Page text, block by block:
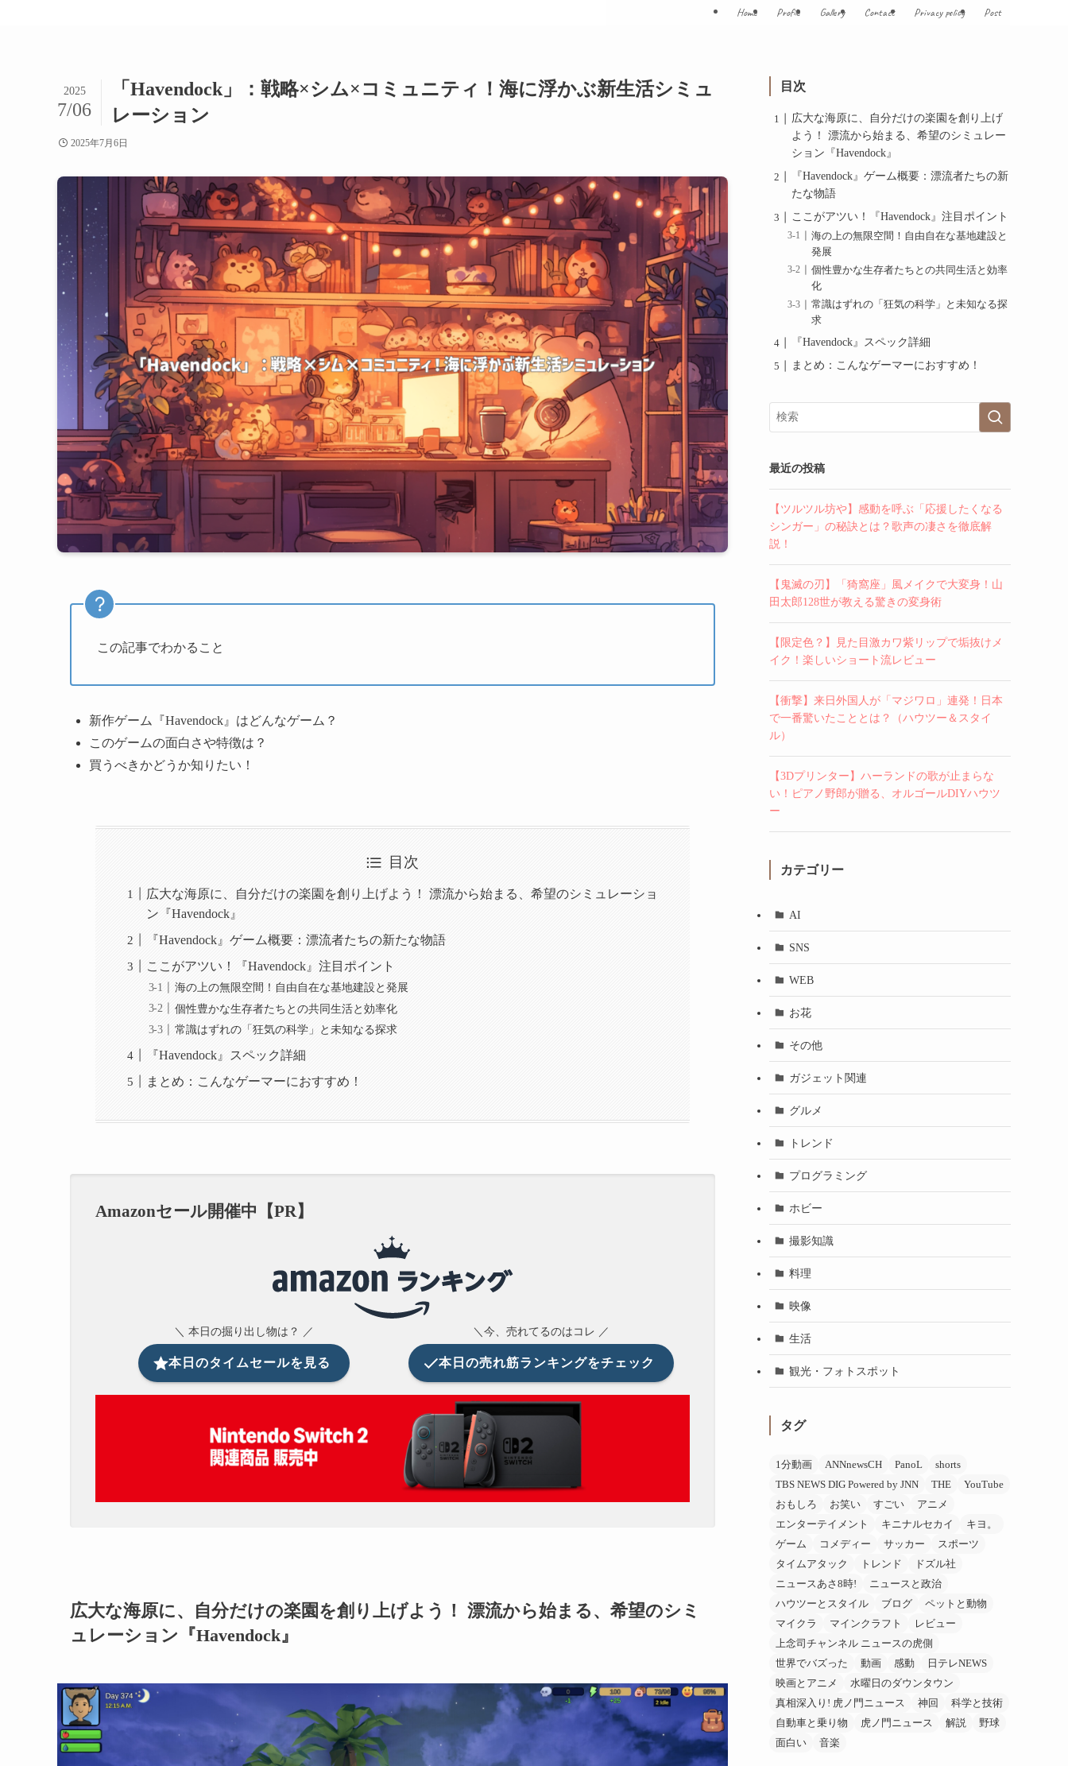
Home Profile Gallery Contact Privacy policy Post
「Havendock」：戦略×シム×コミュニティ！海に浮かぶ新生活シミュ
レーション
2025
7/06
2025年7月6日
この記事でわかること
新作ゲーム『Havendock』はどんなゲーム？
このゲームの面白さや特徴は？
買うべきかどうか知りたい！
目次
広大な海原に、自分だけの楽園を創り上げよう！ 漂流から始まる、希望のシミュレーショ
ン『Havendock』
『Havendock』ゲーム概要：漂流者たちの新たな物語
ここがアツい！『Havendock』注目ポイント
海の上の無限空間！自由自在な基地建設と発展
個性豊かな生存者たちとの共同生活と効率化
常識はずれの「狂気の科学」と未知なる探求
『Havendock』スペック詳細
まとめ：こんなゲーマーにおすすめ！
Amazonセール開催中【PR】
＼ 本日の掘り出し物は？ ／
本日のタイムセールを見る
＼今、売れてるのはコレ ／
本日の売れ筋ランキングをチェック
広大な海原に、自分だけの楽園を創り上げよう！ 漂流から始まる、希望のシミ
ュレーション『Havendock』
目次
広大な海原に、自分だけの楽園を創り上げ
よう！ 漂流から始まる、希望のシミュレー
ション『Havendock』
『Havendock』ゲーム概要：漂流者たちの新
たな物語
ここがアツい！『Havendock』注目ポイント
海の上の無限空間！自由自在な基地建設と
発展
個性豊かな生存者たちとの共同生活と効率
化
常識はずれの「狂気の科学」と未知なる探
求
『Havendock』スペック詳細
まとめ：こんなゲーマーにおすすめ！
最近の投稿
【ツルツル坊や】感動を呼ぶ「応援したくなる
シンガー」の秘訣とは？歌声の凄さを徹底解
説！
【鬼滅の刃】「猗窩座」風メイクで大変身！山
田太郎128世が教える驚きの変身術
【限定色？】見た目激カワ紫リップで垢抜けメ
イク！楽しいショート流レビュー
【衝撃】来日外国人が「マジワロ」連発！日本
で一番驚いたこととは？（ハウツー＆スタイ
ル）
【3Dプリンター】ハーランドの歌が止まらな
い！ピアノ野郎が贈る、オルゴールDIYハウツ
ー
カテゴリー
AI
SNS
WEB
お花
その他
ガジェット関連
グルメ
トレンド
プログラミング
ホビー
撮影知識
料理
映像
生活
観光・フォトスポット
タグ
1分動画 ANNnewsCH PanoL
shorts
TBS NEWS DIG Powered by JNN
THE
YouTube
おもしろ
お笑い すごい
アニメ
エンターテイメント
キニナルセカイ
キヨ。
ゲーム
コメディー サッカー
スポーツ
タイムアタック
トレンド
ドズル社
ニュースあさ8時!
ニュースと政治
ハウツーとスタイル
ブログ
ペットと動物
マイクラ
マインクラフト
レビュー
上念司チャンネル ニュースの虎側
世界でバズった
動画 感動
日テレNEWS
映画とアニメ
水曜日のダウンタウン
真相深入り! 虎ノ門ニュース
神回
科学と技術
自動車と乗り物
虎ノ門ニュース 解説
野球
面白い
音楽